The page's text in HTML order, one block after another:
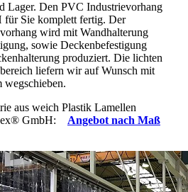
Lager. Den PVC Industrievorhang
Sie komplett fertig. Der
wird mit Wandhalterung
sowie Deckenbefestigung
produziert. Die lichten
liefern wir auf Wunsch mit
wegschieben.
aus weich Plastik Lamellen
® GmbH:
Angebot nach Maß